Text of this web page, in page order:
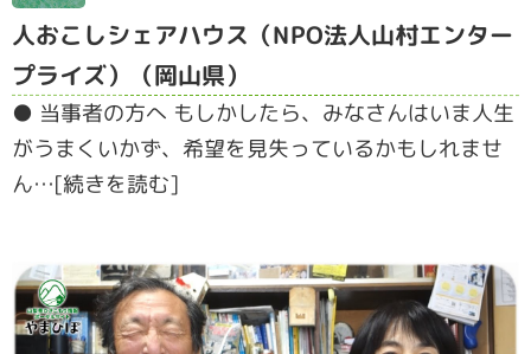
人おこしシェアハウス（NPO法人山村エンター
プライズ）（岡山県）
● 当事者の方へ もしかしたら、みなさんはいま⼈⽣
がうまくいかず、希望を⾒失っているかもしれませ
ん…[続きを読む]